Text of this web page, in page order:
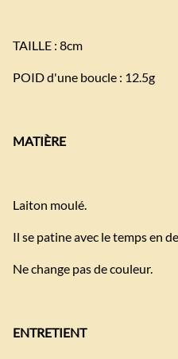
TAILLE : 8cm
POID d'une boucle : 12.5g
MATIÈRE
Laiton moulé.
Il se patine avec le temps en
Ne change pas de couleur.
ENTRETIENT